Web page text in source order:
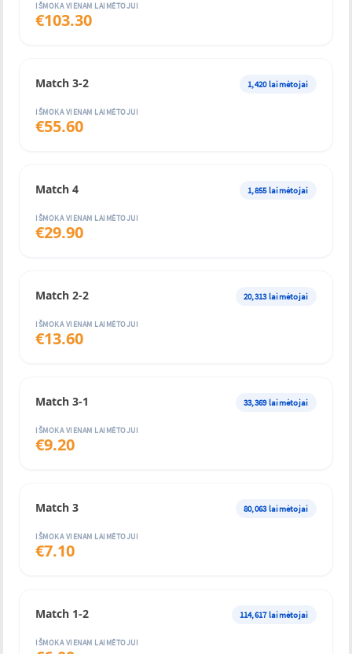
IŠMOKA VIENAM LAIMĖTOJUI
€103.30
Match 3-2 1,420 laimėtojai
IŠMOKA VIENAM LAIMĖTOJUI
€55.60
Match 4 1,855 laimėtojai
IŠMOKA VIENAM LAIMĖTOJUI
€29.90
Match 2-2 20,313 laimėtojai
IŠMOKA VIENAM LAIMĖTOJUI
€13.60
Match 3-1 33,369 laimėtojai
IŠMOKA VIENAM LAIMĖTOJUI
€9.20
Match 3 80,063 laimėtojai
IŠMOKA VIENAM LAIMĖTOJUI
€7.10
Match 1-2 114,617 laimėtojai
IŠMOKA VIENAM LAIMĖTOJUI